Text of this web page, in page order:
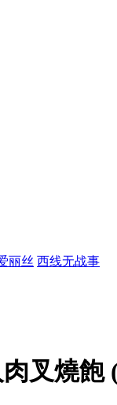
丽丝 西线无战事
叉燒飽